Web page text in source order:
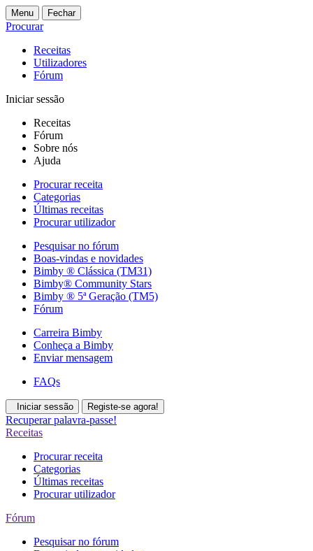
Menu Fechar
Procurar
Receitas
Utilizadores
Fórum
Iniciar sessão
Receitas
Fórum
Sobre nós
Ajuda
Procurar receita
Categorias
Últimas receitas
Procurar utilizador
Pesquisar no fórum
Boas-vindas e novidades
Bimby ® Clássica (TM31)
Bimby® Community Stars
Bimby ® 5ª Geração (TM5)
Fórum
Carreira Bimby
Conheça a Bimby
Enviar mensagem
FAQs
Iniciar sessão Registe-se agora!
Recuperar palavra-passe!
Receitas
Procurar receita
Categorias
Últimas receitas
Procurar utilizador
Fórum
Pesquisar no fórum